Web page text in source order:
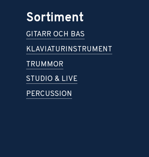
Sortiment
GITARR OCH BAS
KLAVIATURINSTRUMENT
TRUMMOR
STUDIO & LIVE
PERCUSSION